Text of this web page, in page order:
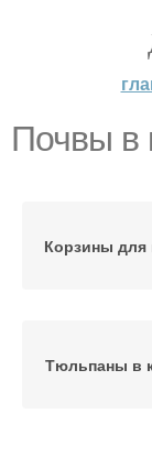
Почвы в
Корзины для
Тюльпаны в